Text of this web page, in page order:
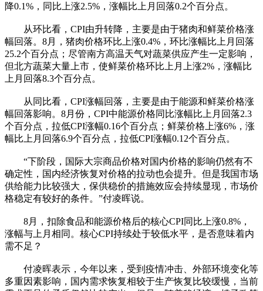
降0.1%，同比上涨2.5%，涨幅比上月回落0.2个百分点。
从环比看，CPI由升转降，主要是由于猪肉和鲜菜价格涨
幅回落。8月，猪肉价格环比上涨0.4%，环比涨幅比上月回落
25.2个百分点；尽管南方高温天气对蔬菜供应产生一定影响，
但北方蔬菜大量上市，使鲜菜价格环比上月上涨2%，涨幅比
上月回落8.3个百分点。
从同比看，CPI涨幅回落，主要是由于能源和鲜菜价格涨
幅回落影响。8月份，CPI中能源价格同比涨幅比上月回落2.3
个百分点，拉低CPI涨幅0.16个百分点；鲜菜价格上涨6%，涨
幅比上月回落6.9个百分点，拉低CPI涨幅0.12个百分点。
“下阶段，国际大宗商品价格对国内价格的影响仍然有不
确定性，国内经济恢复对价格的拉动也会提升。但是我国市场
供给能力比较强大，保供稳价的措施效应会持续显现，市场价
格稳定有较好的条件。”付凌晖说。
8月，扣除食品和能源价格后的核心CPI同比上涨0.8%，
涨幅与上月相同。核心CPI持续处于较低水平，是否意味着内
需不足？
付凌晖表示，今年以来，受到疫情冲击、外部环境变化等
多重因素影响，国内需求恢复相较于生产恢复比较缓慢，当前